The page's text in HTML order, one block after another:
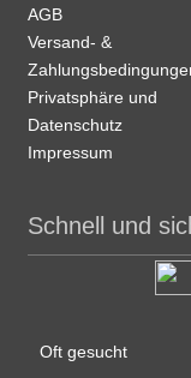
AGB
Versand- &
Privatsphäre und
Datenschutz
Impressum
Schnell und
Oft gesucht